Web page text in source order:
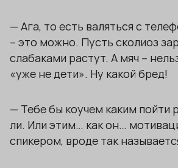
— Ага, то есть валяться с
– это можно. Пусть сколиоз
слабаками растут. А мяч –
«уже не дети». Ну какой бред!
— Тебе бы коучем каким пойти
ли. Или этим… как он…
спикером, вроде так